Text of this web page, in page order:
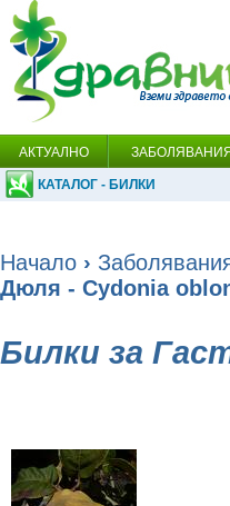
АКТУАЛНО ЗАБОЛЯВАНИЯ
КАТАЛОГ - БИЛКИ
Начало ›
Дюля - Cydonia
Билки за